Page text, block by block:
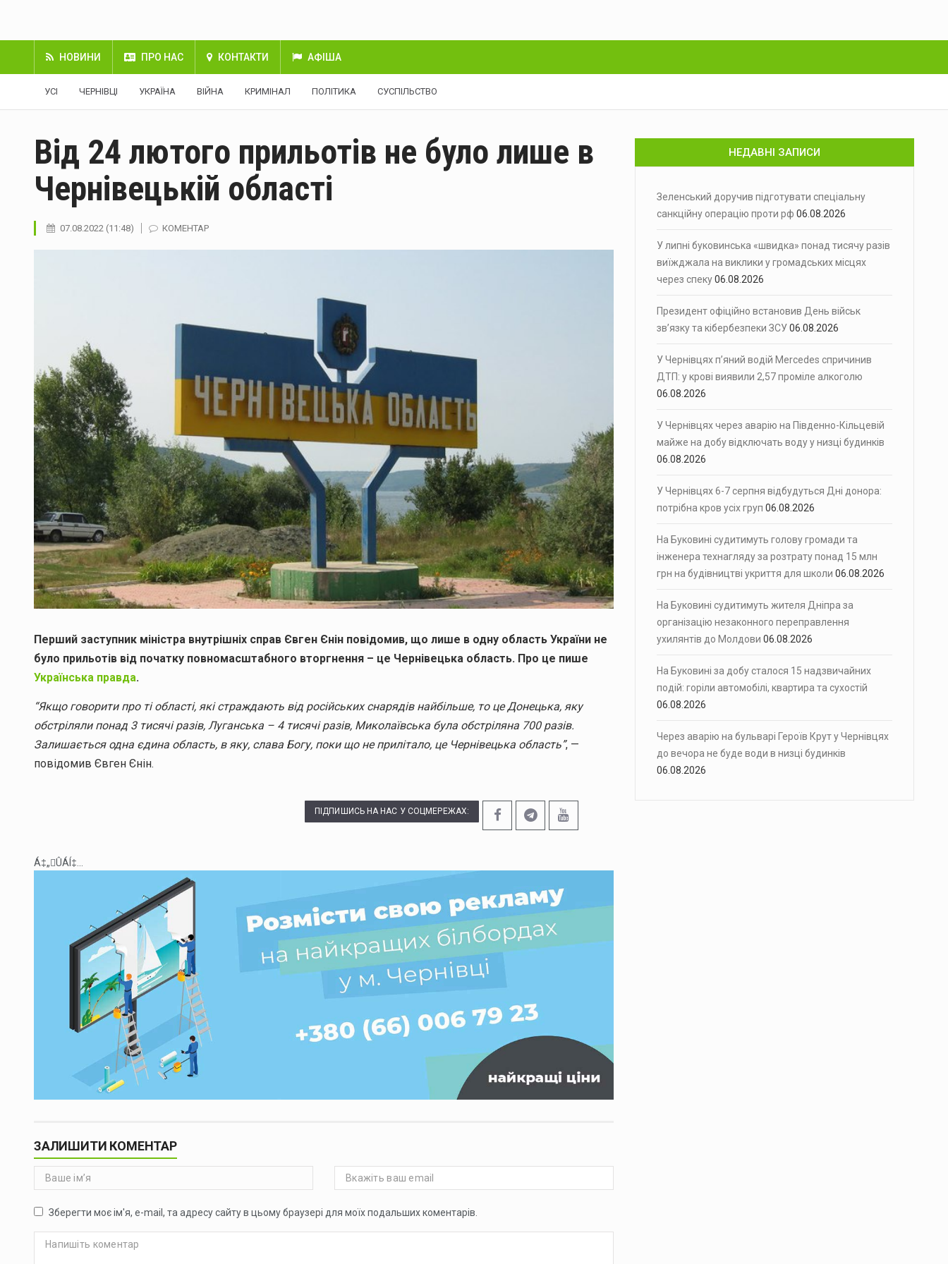
НОВИНИ ПРО НАС КОНТАКТИ АФІША
УСІ ЧЕРНІВЦІ УКРАЇНА ВІЙНА КРИМІНАЛ ПОЛІТИКА СУСПІЛЬСТВО
Від 24 лютого прильотів не було лише в
Чернівецькій області
07.08.2022 (11:48) КОМЕНТАР
Перший заступник міністра внутрішніх справ Євген Єнін повідомив, що лише в одну область України не
було прильотів від початку повномасштабного вторгнення – це Чернівецька область. Про це пише
Українська правда.
“Якщо говорити про ті області, які страждають від російських снарядів найбільше, то це Донецька, яку
обстріляли понад 3 тисячі разів, Луганська – 4 тисячі разів, Миколаївська була обстріляна 700 разів.
Залишається одна єдина область, в яку, слава Богу, поки що не прилітало, це Чернівецька область”, —
повідомив Євген Єнін.
ПІДПИШИСЬ НА НАС У СОЦМЕРЕЖАХ:
Á‡„ÛÁÍ‡...
ЗАЛИШИТИ КОМЕНТАР
Зберегти моє ім'я, e-mail, та адресу сайту в цьому браузері для моїх подальших коментарів.
НЕДАВНІ ЗАПИСИ
Зеленський доручив підготувати спеціальну
санкційну операцію проти рф 06.08.2026
У липні буковинська «швидка» понад тисячу разів
виїжджала на виклики у громадських місцях
через спеку06.08.2026
Президент офіційно встановив День військ
зв’язку та кібербезпеки ЗСУ06.08.2026
У Чернівцях п’яний водій Mercedes спричинив
ДТП: у крові виявили 2,57 проміле алкоголю
06.08.2026
У Чернівцях через аварію на Південно-Кільцевій
майже на добу відключать воду у низці будинків
06.08.2026
У Чернівцях 6-7 серпня відбудуться Дні донора:
потрібна кров усіх груп 06.08.2026
На Буковині судитимуть голову громади та
інженера технагляду за розтрату понад 15 млн
грн на будівництві укриття для школи 06.08.2026
На Буковині судитимуть жителя Дніпра за
організацію незаконного переправлення
ухилянтів до Молдови 06.08.2026
На Буковині за добу сталося 15 надзвичайних
подій: горіли автомобілі, квартира та сухостій
06.08.2026
Через аварію на бульварі Героїв Крут у Чернівцях
до вечора не буде води в низці будинків
06.08.2026